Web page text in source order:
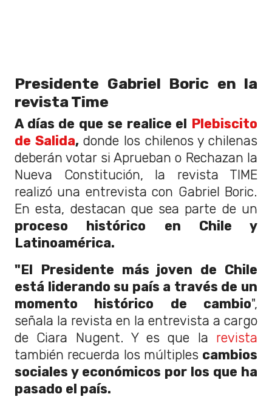
Presidente Gabriel Boric en la
revista Time
A días de que se realice el Plebiscito
de Salida,donde los chilenos y chilenas
deberán votar si Aprueban o Rechazan la
Nueva Constitución, la revista TIME
realizó una entrevista con Gabriel Boric.
En esta, destacan que sea parte de un
proceso histórico en Chile y
Latinoamérica.
"El Presidente más joven de Chile
está liderando su país a través de un
momento histórico de cambio",
señala la revista en la entrevista a cargo
de Ciara Nugent. Y es que la revista
también recuerda los múltiples cambios
sociales y económicos por los que ha
pasado el país.